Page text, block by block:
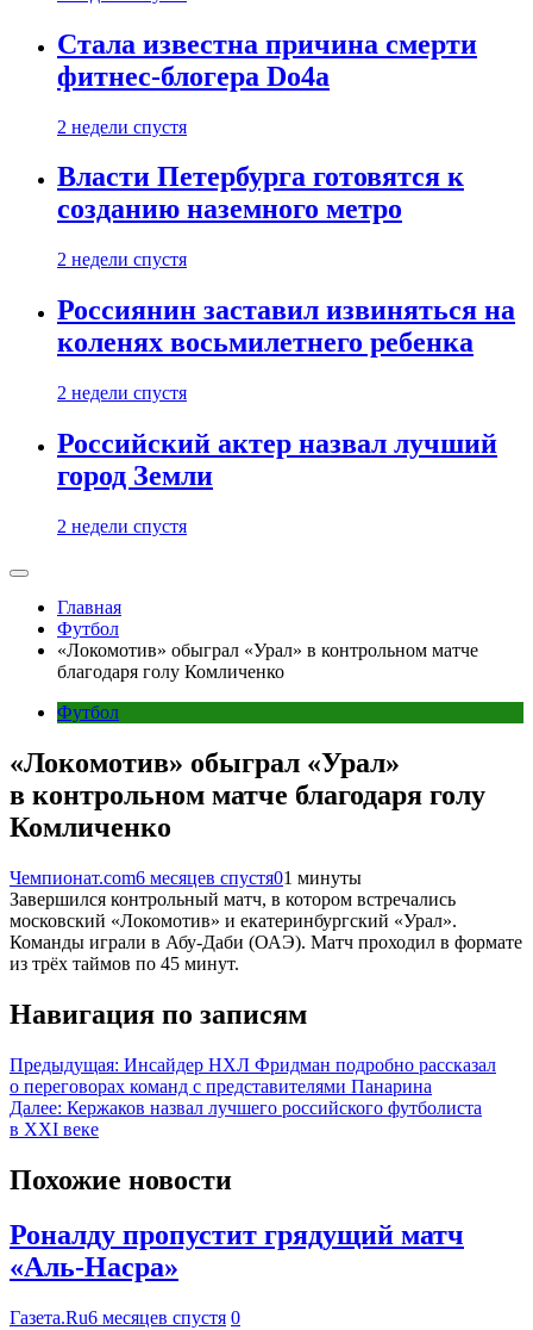
Стала известна причина смерти
фитнес-блогера Do4а
2 недели спустя
Власти Петербурга готовятся к
созданию наземного метро
2 недели спустя
Россиянин заставил извиняться на
коленях восьмилетнего ребенка
2 недели спустя
Российский актер назвал лучший
город Земли
2 недели спустя
Главная
Футбол
«Локомотив» обыграл «Урал» в контрольном матче
благодаря голу Комличенко
Футбол
«Локомотив» обыграл «Урал»
в контрольном матче благодаря голу
Комличенко
Чемпионат.com6 месяцев спустя01 минуты
Завершился контрольный матч, в котором встречались
московский «Локомотив» и екатеринбургский «Урал».
Команды играли в Абу-Даби (ОАЭ). Матч проходил в формате
из трёх таймов по 45 минут.
Навигация по записям
Предыдущая: Инсайдер НХЛ Фридман подробно рассказал
о переговорах команд с представителями Панарина
Далее: Кержаков назвал лучшего российского футболиста
в ХХI веке
Похожие новости
Роналду пропустит грядущий матч
«Аль-Насра»
Газета.Ru6 месяцев спустя 0